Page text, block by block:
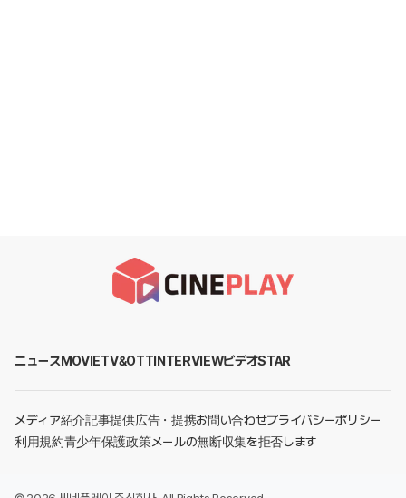
ニュースMOVIETV&OTTINTERVIEWビデオSTAR
メディア紹介記事提供広告・提携お問い合わせプライバシーポリシー
利用規約青少年保護政策メールの無断収集を拒否します